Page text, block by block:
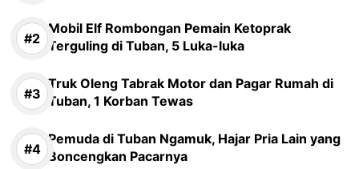
Mobil Elf Rombongan Pemain Ketoprak
Terguling di Tuban, 5 Luka-luka
Truk Oleng Tabrak Motor dan Pagar Rumah di
Tuban, 1 Korban Tewas
Pemuda di Tuban Ngamuk, Hajar Pria Lain yang
Boncengkan Pacarnya